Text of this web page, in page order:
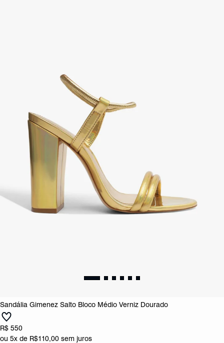
Sandália Gimenez Salto Bloco Médio Verniz Dourado
R$ 550
ou 5x de R$110,00 sem juros